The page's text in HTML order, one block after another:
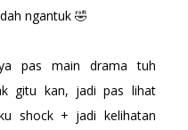
ngantuk 🤣
pas main drama tuh
gitu kan, jadi pas lihat
shock + jadi kelihatan